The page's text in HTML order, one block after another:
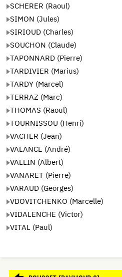
SCHERER (Raoul)
SIMON (Jules)
SIRIOUD (Charles)
SOUCHON (Claude)
TAPONNARD (Pierre)
TARDIVIER (Marius)
TARDY (Marcel)
TERRAZ (Marc)
THOMAS (Raoul)
TOURNISSOU (Henri)
VACHER (Jean)
VALANCE (André)
VALLIN (Albert)
VANARET (Pierre)
VARAUD (Georges)
VDOVITCHENKO (Marcelle)
VIDALENCHE (Victor)
VITAL (Paul)